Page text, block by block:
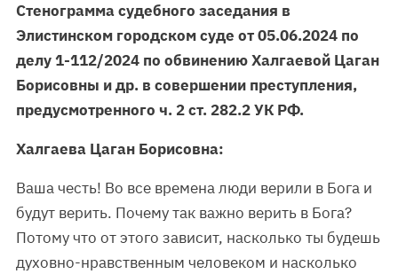
Стенограмма судебного заседания в
Элистинском городском суде от 05.06.2024 по
делу 1-112/2024 по обвинению Халгаевой Цаган
Борисовны и др. в совершении преступления,
предусмотренного ч. 2 ст. 282.2 УК РФ.
Халгаева Цаган Борисовна:
Ваша честь! Во все времена люди верили в Бога и
будут верить. Почему так важно верить в Бога?
Потому что от этого зависит, насколько ты будешь
духовно-нравственным человеком и насколько